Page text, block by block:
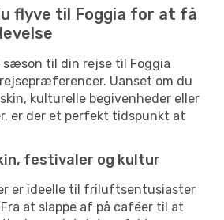
flyve til Foggia for at få
til din rejse til Foggia
Uanset om du
kulturelle begivenheder eller
er der et perfekt tidspunkt at
festivaler og kultur
er ideelle til friluftsentusiaster
at slappe af på caféer til at